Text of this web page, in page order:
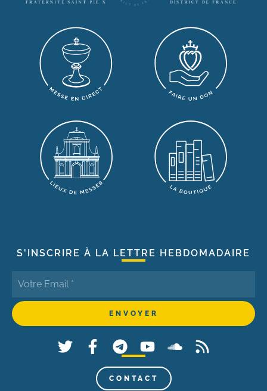
S'INSCRIRE À LA LETTRE HEBDOMADAIRE
CONTACT